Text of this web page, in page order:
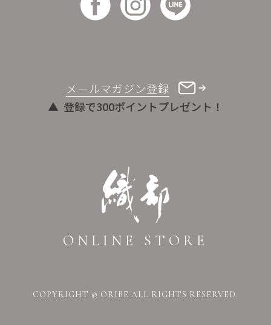
ONLINE STORE
メールマガジン登録
登録で300ポイントプレゼント！
COPYRIGHT © ORIBE ALL RIGHTS RESERVED.